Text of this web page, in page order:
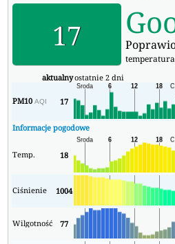
17
aktualnyostatnie 2 dni
PM10AQI 17
Informacje pogodowe
Temp. 18
Ciśnienie 1004
Wilgotność 77